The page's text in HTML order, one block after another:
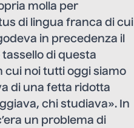
molla per
di lingua franca di cui
in precedenza il
di questa
cui noi tutti oggi siamo
di una fetta ridotta
chi studiava». In
un problema di